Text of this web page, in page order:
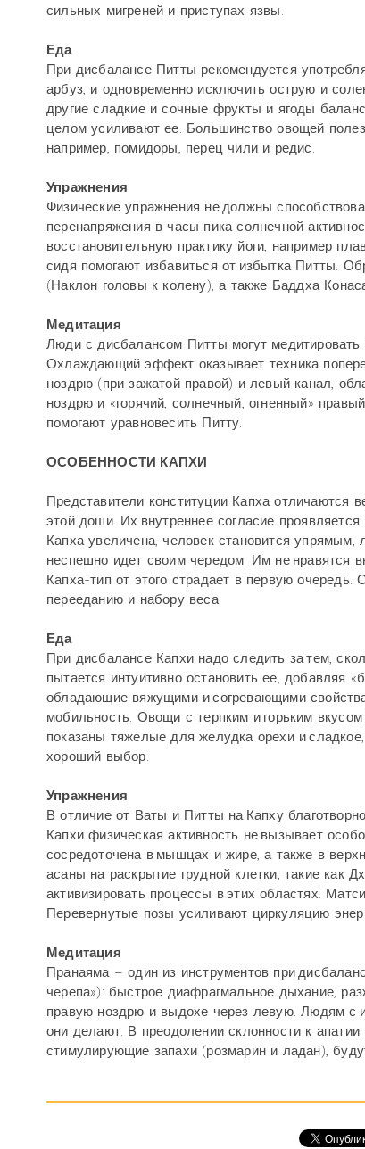
сильных мигреней и приступах язвы.
Еда
При дисбалансе Питты рекомендуется
арбуз, и одновременно исключить острую и
другие сладкие и сочные фрукты и ягоды
целом усиливают ее. Большинство овощей
например, помидоры, перец чили и редис.
Упражнения
Физические упражнения не должны
перенапряжения в часы пика солнечной
восстановительную практику йоги, например
сидя помогают избавиться от избытка Питты.
(Наклон головы к колену), а также Баддха
Медитация
Люди с дисбалансом Питты могут медитировать
Охлаждающий эффект оказывает техника
ноздрю (при зажатой правой) и левый канал,
ноздрю и «горячий, солнечный, огненный»
помогают уравновесить Питту.
ОСОБЕННОСТИ КАПХИ
Представители конституции Капха отличаются
этой доши. Их внутреннее согласие
Капха увеличена, человек становится
неспешно идет своим чередом. Им не нравятся
Капха-тип от этого страдает в первую очередь.
перееданию и набору веса.
Еда
При дисбалансе Капхи надо следить за тем,
пытается интуитивно остановить ее, добавляя
обладающие вяжущими и согревающими
мобильность. Овощи с терпким и горьким
показаны тяжелые для желудка орехи и
хороший выбор.
Упражнения
В отличие от Ваты и Питты на Капху
Капхи физическая активность не вызывает
сосредоточена в мышцах и жире, а также в
асаны на раскрытие грудной клетки, такие как
активизировать процессы в этих областях.
Перевернутые позы усиливают циркуляцию
Медитация
Пранаяма – один из инструментов при
черепа»): быстрое диафрагмальное дыхание,
правую ноздрю и выдохе через левую. Людям с
они делают. В преодолении склонности к
стимулирующие запахи (розмарин и ладан),